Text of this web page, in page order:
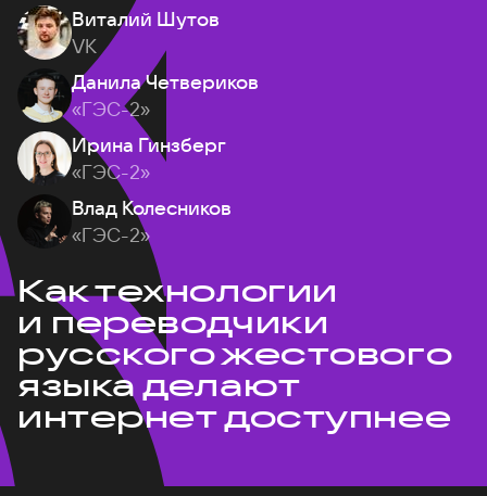
Виталий Шутов
VK
Данила Четвериков
«ГЭС-2»
Ирина Гинзберг
«ГЭС-2»
Влад Колесников
«ГЭС-2»
Как технологии
и переводчики
русского жестового
языка делают
интернет доступнее